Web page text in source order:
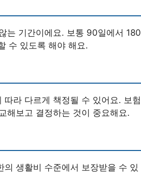
는 기간이에요. 보통 90일에서 180
수 있도록 해야 해요.
라 다르게 책정될 수 있어요. 보험
해보고 결정하는 것이 중요해요.
생활비 수준에서 보장받을 수 있